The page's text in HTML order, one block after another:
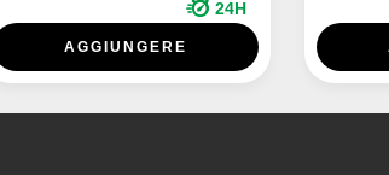
24H
AGGIUNGERE